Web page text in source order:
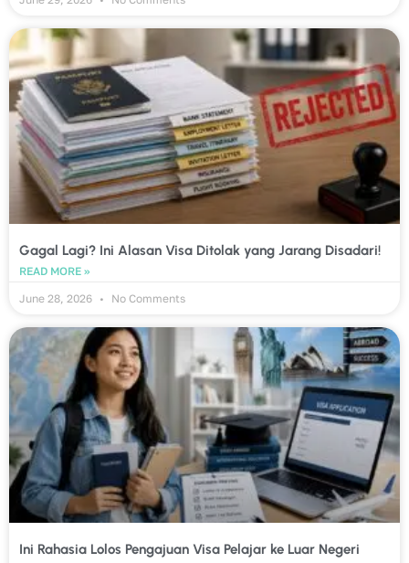
Gagal Lagi? Ini Alasan Visa Ditolak yang Jarang Disadari!
READ MORE »
June 28, 2026
No Comments
Ini Rahasia Lolos Pengajuan Visa Pelajar ke Luar Negeri